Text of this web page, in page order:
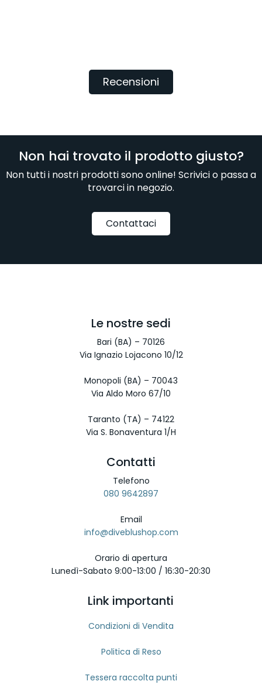
Recensioni
Non hai trovato il prodotto giusto?
Non tutti i nostri prodotti sono online! Scrivici o passa a
trovarci in negozio.
Contattaci
Le nostre sedi
Bari (BA) – 70126
Via Ignazio Lojacono 10/12
Monopoli (BA) – 70043
Via Aldo Moro 67/10
Taranto (TA) – 74122
Via S. Bonaventura 1/H
Contatti
Telefono
080 9642897
Email
info@diveblushop.com
Orario di apertura
Lunedì-Sabato 9:00-13:00 / 16:30-20:30
Link importanti
Condizioni di Vendita
Politica di Reso
Tessera raccolta punti